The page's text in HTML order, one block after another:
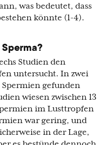
was bedeutet, dass
könnte (1-4).
Studien den
untersucht. In zwei
gefunden
wiesen zwischen 13
im Lusttropfen
war gering, und
in der Lage,